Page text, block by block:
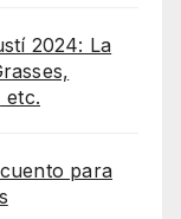
2024: La
etc.
para